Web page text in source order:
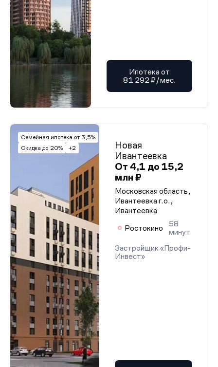
Ипотека от
81 292 ₽/мес.
Семейная ипотека от 3,5%
Скидка до 20%
+2
Новая
Ивантеевка
От 4,1 до 15,2
млн ₽
Московская область,
Ивантеевка г.о.,
Ивантеевка
Ростокино
58
минут
Застройщик «Профи-
Инвест»